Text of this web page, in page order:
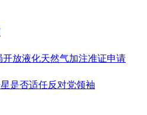
放液化天然气加注准证申请
是否适任反对党领袖